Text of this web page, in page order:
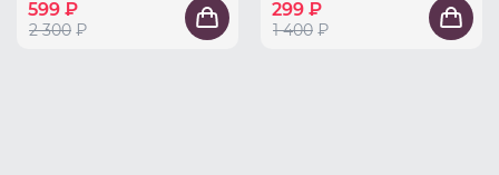
599 ₽
2 300 ₽
299 ₽
1 400 ₽